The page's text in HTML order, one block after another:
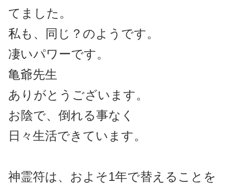
てました。
私も、同じ？のようです。
凄いパワーです。
亀爺先生
ありがとうございます。
お陰で、倒れる事なく
日々生活できています。
神霊符は、およそ1年で替えることを